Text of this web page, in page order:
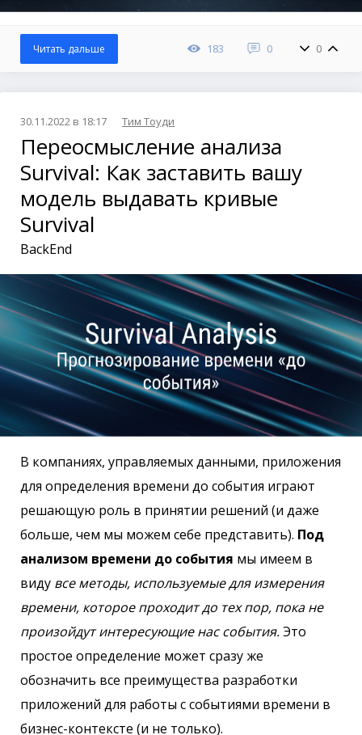
183 0 0
Читать дальше
30.11.2022 в 18:17 Тим Тоуди
Переосмысление анализа
Survival: Как заставить вашу
модель выдавать кривые
Survival
BackEnd
В компаниях, управляемых данными, приложения
для определения времени до события играют
решающую роль в принятии решений (и даже
больше, чем мы можем себе представить). Под
анализом времени до события мы имеем в
виду все методы, используемые для измерения
времени, которое проходит до тех пор, пока не
произойдут интересующие нас события.Это
простое определение может сразу же
обозначить все преимущества разработки
приложений для работы с событиями времени в
бизнес-контексте (и не только).